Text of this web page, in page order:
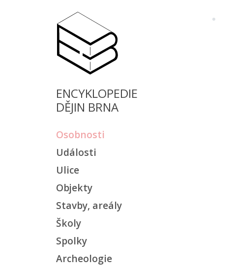
ENCYKLOPEDIE
DĚJIN BRNA
Osobnosti
Události
Ulice
Objekty
Stavby, areály
Školy
Spolky
Archeologie